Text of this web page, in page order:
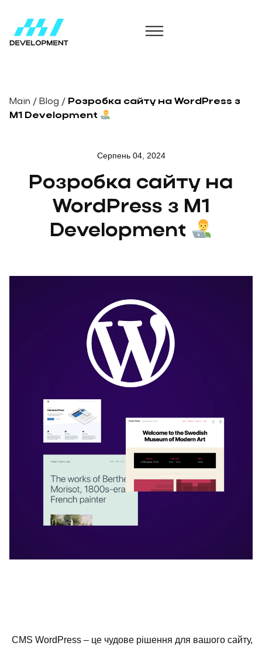
Main / Blog / Розробка сайту на WordPress з
M1 Development
Серпень 04, 2024
Розробка сайту на
WordPress з M1
Development
CMS WordPress – це чудове рішення для вашого сайту,